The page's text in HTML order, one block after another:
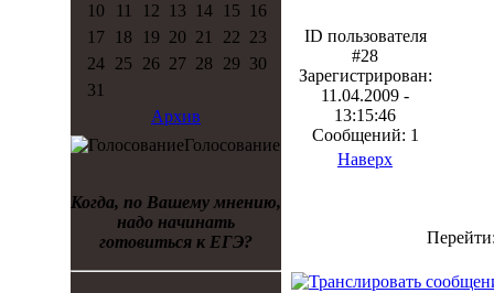
10
11 12 13 14 15
16
17
18 19 20 21 22 23
24
25 26 27 28 29 30
31
Архив
Голосование
Когда, по Вашему мнению,
надо начинать
готовиться к ЕГЭ?
ID пользователя
#28
Зарегистрирован:
11.04.2009 -
13:15:46
Сообщений: 1
Наверх